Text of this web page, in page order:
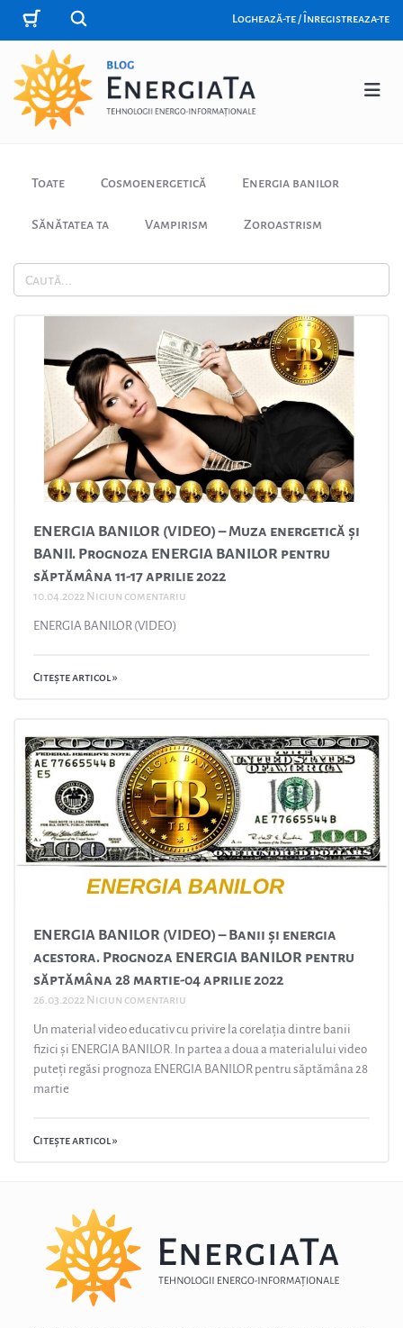
Loghează-te / Înregistreaza-te
Toate Cosmoenergetică Energia banilor
Sănătatea ta Vampirism Zoroastrism
ENERGIA BANILOR (VIDEO) – Muza energetică și
BANII. Prognoza ENERGIA BANILOR pentru
săptămâna 11-17 aprilie 2022
10.04.2022 Niciun comentariu
ENERGIA BANILOR (VIDEO)
Citește articol »
ENERGIA BANILOR (VIDEO) – Banii și energia
acestora. Prognoza ENERGIA BANILOR pentru
săptămâna 28 martie-04 aprilie 2022
26.03.2022 Niciun comentariu
Un material video educativ cu privire la corelația dintre banii
fizici și ENERGIA BANILOR. In partea a doua a materialului video
puteți regăsi prognoza ENERGIA BANILOR pentru săptămâna 28
martie
Citește articol »